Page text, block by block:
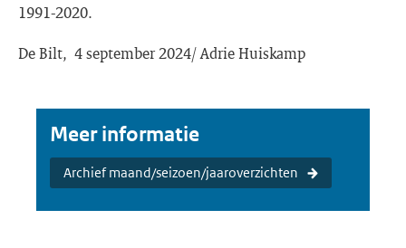
1991-2020.
De Bilt, 4 september 2024/ Adrie Huiskamp
Meer informatie
Archief maand/seizoen/jaaroverzichten